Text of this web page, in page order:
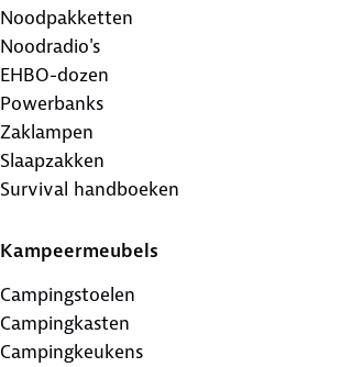
Noodpakketten
Noodradio's
EHBO-dozen
Powerbanks
Zaklampen
Slaapzakken
Survival handboeken
Kampeermeubels
Campingstoelen
Campingkasten
Campingkeukens